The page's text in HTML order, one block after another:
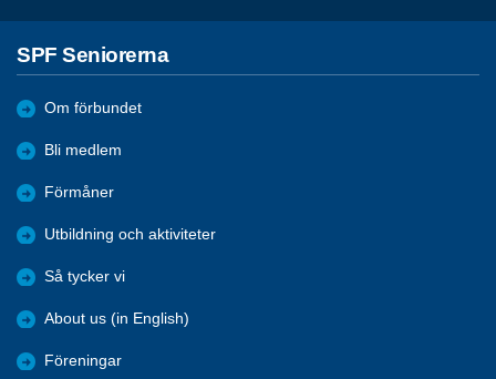
SPF Seniorerna
Om förbundet
Bli medlem
Förmåner
Utbildning och aktiviteter
Så tycker vi
About us (in English)
Föreningar